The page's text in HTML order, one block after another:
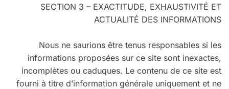
SECTION 3 – EXACTITUDE, EXHAUSTIVITÉ ET
ACTUALITÉ DES INFORMATIONS
Nous ne saurions être tenus responsables si les
informations proposées sur ce site sont inexactes,
incomplètes ou caduques. Le contenu de ce site est
fourni à titre d’information générale uniquement et ne